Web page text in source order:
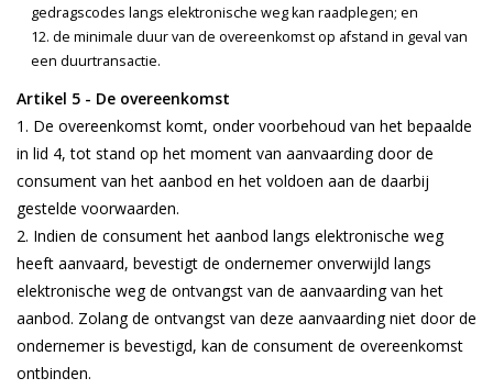
gedragscodes langs elektronische weg kan raadplegen; en
de minimale duur van de overeenkomst op afstand in geval van
een duurtransactie.
Artikel 5 - De overeenkomst
De overeenkomst komt, onder voorbehoud van het bepaalde
in lid 4, tot stand op het moment van aanvaarding door de
consument van het aanbod en het voldoen aan de daarbij
gestelde voorwaarden.
Indien de consument het aanbod langs elektronische weg
heeft aanvaard, bevestigt de ondernemer onverwijld langs
elektronische weg de ontvangst van de aanvaarding van het
aanbod. Zolang de ontvangst van deze aanvaarding niet door de
ondernemer is bevestigd, kan de consument de overeenkomst
ontbinden.